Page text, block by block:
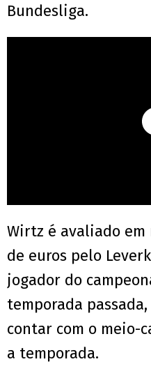
Bundesliga.
Wirtz é avaliado em
de euros pelo
jogador do
temporada
contar com o meio-
a temporada.